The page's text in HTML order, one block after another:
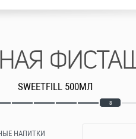
SWEETFILL 500МЛ
8
НАПИТКИ